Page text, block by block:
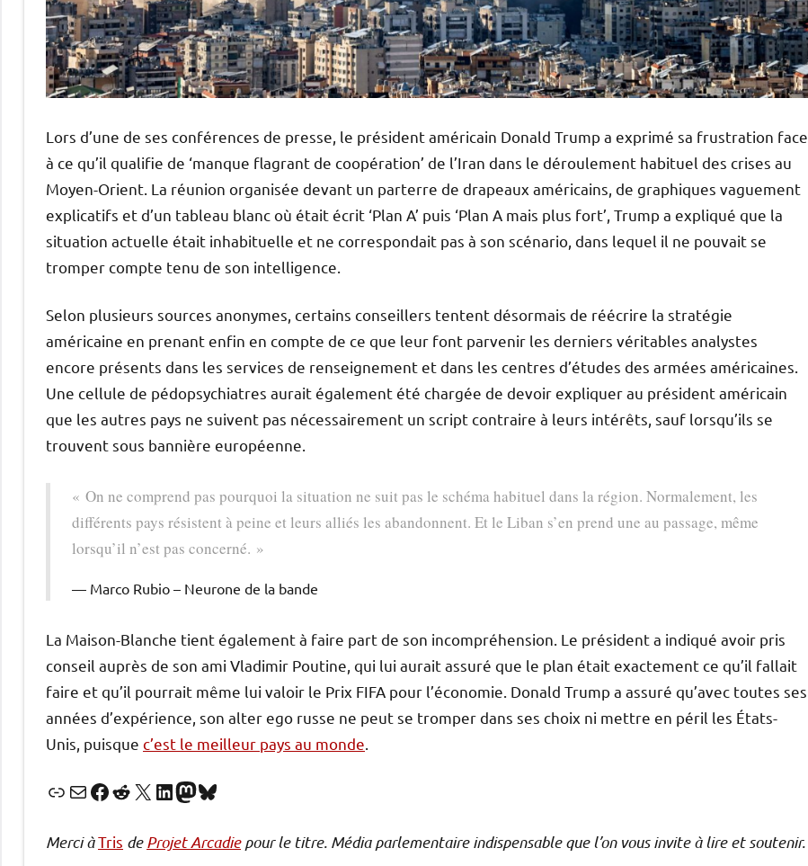
Lors d’une de ses conférences de presse, le président américain Donald Trump a exprimé sa frustration face
à ce qu’il qualifie de ‘manque flagrant de coopération’ de l’Iran dans le déroulement habituel des crises au
Moyen-Orient. La réunion organisée devant un parterre de drapeaux américains, de graphiques vaguement
explicatifs et d’un tableau blanc où était écrit ‘Plan A’ puis ‘Plan A mais plus fort’, Trump a expliqué que la
situation actuelle était inhabituelle et ne correspondait pas à son scénario, dans lequel il ne pouvait se
tromper compte tenu de son intelligence.
Selon plusieurs sources anonymes, certains conseillers tentent désormais de réécrire la stratégie
américaine en prenant enfin en compte de ce que leur font parvenir les derniers véritables analystes
encore présents dans les services de renseignement et dans les centres d’études des armées américaines.
Une cellule de pédopsychiatres aurait également été chargée de devoir expliquer au président américain
que les autres pays ne suivent pas nécessairement un script contraire à leurs intérêts, sauf lorsqu’ils se
trouvent sous bannière européenne.
« On ne comprend pas pourquoi la situation ne suit pas le schéma habituel dans la région. Normalement, les
différents pays résistent à peine et leurs alliés les abandonnent. Et le Liban s’en prend une au passage, même
lorsqu’il n’est pas concerné. »
Marco Rubio – Neurone de la bande
La Maison-Blanche tient également à faire part de son incompréhension. Le président a indiqué avoir pris
conseil auprès de son ami Vladimir Poutine, qui lui aurait assuré que le plan était exactement ce qu’il fallait
faire et qu’il pourrait même lui valoir le Prix FIFA pour l’économie. Donald Trump a assuré qu’avec toutes ses
années d’expérience, son alter ego russe ne peut se tromper dans ses choix ni mettre en péril les États-
Unis, puisque c’est le meilleur pays au monde.
LienE-mailFacebook
Reddit
X LinkedIn
Mastodon
Bluesky
Merci àTris deProjet Arcadiepour le titre. Média parlementaire indispensable que l’on vous invite à lire et soutenir.